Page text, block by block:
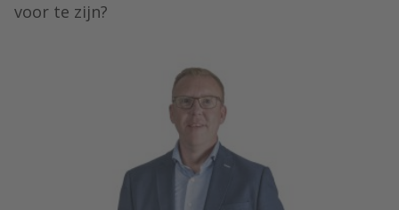
voor te zijn?